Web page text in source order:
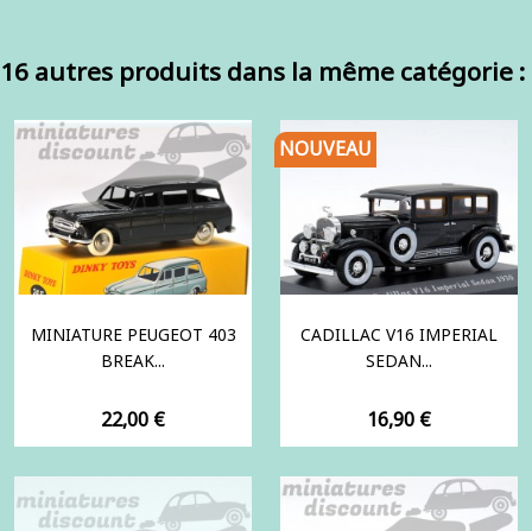
16 autres produits dans la même catégorie :
MINIATURE PEUGEOT 403
BREAK...
Prix
22,00 €
CADILLAC V16 IMPERIAL
SEDAN...
Prix
16,90 €
NOUVEAU